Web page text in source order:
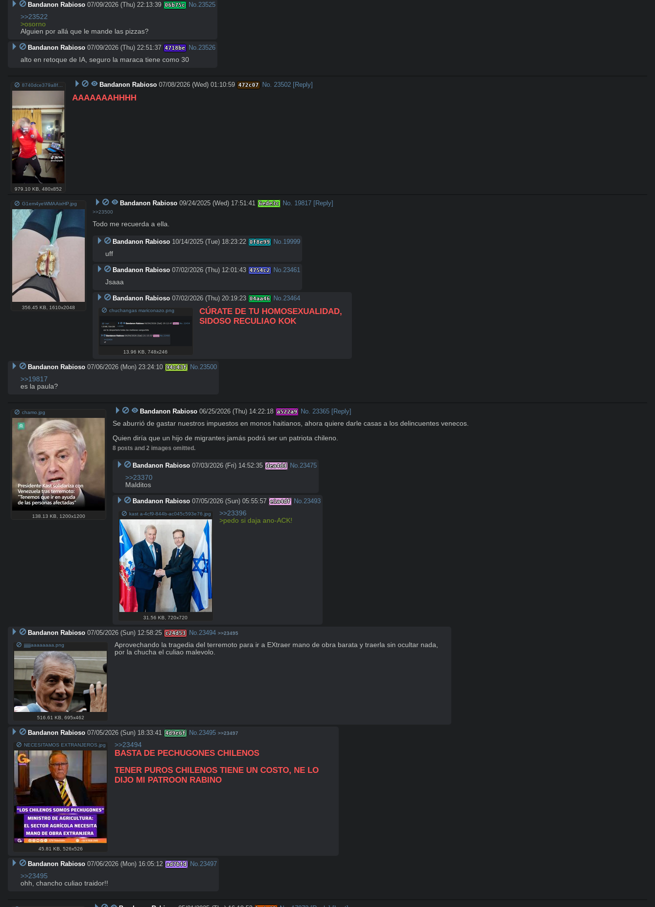
Bandanon Rabioso 07/09/2026 (Thu) 22:13:39 06b75c No. 23525
>>23522
>osorno
Alguien por allá que le mande las pizzas?
Bandanon Rabioso 07/09/2026 (Thu) 22:51:37 4718be No. 23526
alto en retoque de IA, seguro la maraca tiene como 30
979.10 KB ,480x852
Bandanon Rabioso 07/08/2026 (Wed) 01:10:59 472c07 No. 23502 [Reply]
AAAAAAAHHHH
G1em4yeWMAAixHP.jpg
356.45 KB 1610x2048
Bandanon Rabioso 09/24/2025 (Wed) 17:51:41 6ede3c No. 19817 [Reply]
>>23500
Todo me recuerda a ella.
Bandanon Rabioso 10/14/2025 (Tue) 18:23:22 0f8e99 No. 19999
uff
Bandanon Rabioso 07/02/2026 (Thu) 12:01:43 4754c2 No. 23461
Jsaaa
Bandanon Rabioso 07/02/2026 (Thu) 20:19:23 04aa46 No. 23464
chuchangas mariconazo.png
13.96 KB ,748x246
CÚRATE DE TU HOMOSEXUALIDAD,
SIDOSO RECULIAO KOK
Bandanon Rabioso 07/06/2026 (Mon) 23:24:10 94c43f No.23500
>>19817
es la paula?
chamo.jpg
138.13 KB 1200x1200
Bandanon Rabioso 06/25/2026 (Thu) 14:22:18 a522a9 No. 23365 [Reply]
Se aburrió de gastar nuestros impuestos en monos haitianos, ahora quiere darle casas a los delincuentes venecos.
Quien diría que un hijo de migrantes jamás podrá ser un patriota chileno.
8 posts and 2 images omitted.
Bandanon Rabioso 07/03/2026 (Fri) 14:52:35 dea4dd No.23475
>>23370
Malditos
Bandanon Rabioso 07/05/2026 (Sun) 05:55:57 e1a4df No.23493
kast a-4cf9-844b-ac045c593e76.jpg
31.56 KB ,720x720
>>23396
>pedo si daja ano-ACK!
Bandanon Rabioso 07/05/2026 (Sun) 12:58:25 c24d53 No. 23494 >>23495
jjjjjjjaaaaaaaa.png
516.61 KB 695x462
Aprovechando la tragedia del terremoto para ir a EXtraer mano de obra barata y traerla sin ocultar nada,
por la chucha el culiao malevolo.
Bandanon Rabioso 07/05/2026 (Sun) 18:33:41 4d9e6f No.23495 >>23497
NECESITAMOS EXTRANJEROS.jpg
45.81 KB, 526x526
>>23494
BASTA DE PECHUGONES CHILENOS
TENER PUROS CHILENOS TIENE UN COSTO, NE LO
DIJO MI PATROON RABINO
Bandanon Rabioso 07/06/2026 (Mon) 16:05:12 ad7bfd No.23497
>>23495
ohh, chancho culiao traidor!!